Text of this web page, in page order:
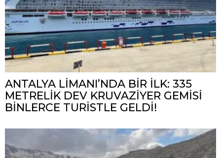
ANTALYA LİMANI’NDA BİR İLK: 335
METRELİK DEV KRUVAZİYER GEMİSİ
BİNLERCE TURİSTLE GELDİ!